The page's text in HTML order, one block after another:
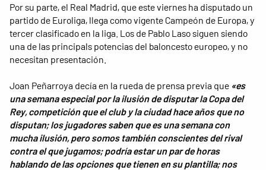
Por su parte, el Real Madrid, que este viernes ha disputado un
partido de Euroliga, llega como vigente Campeón de Europa, y
tercer clasificado en la liga. Los de Pablo Laso siguen siendo
una de las principals potencias del baloncesto europeo, y no
necesitan presentación.
Joan Peñarroya decía en la rueda de prensa previa que «es
una semana especial por la ilusión de disputar la Copa del
Rey, competición que el club y la ciudad hace años que no
disputan; los jugadores saben que es una semana con
mucha ilusión, pero somos también conscientes del rival
contra el que jugamos; podría estar un par de horas
hablando de las opciones que tienen en su plantilla; nos